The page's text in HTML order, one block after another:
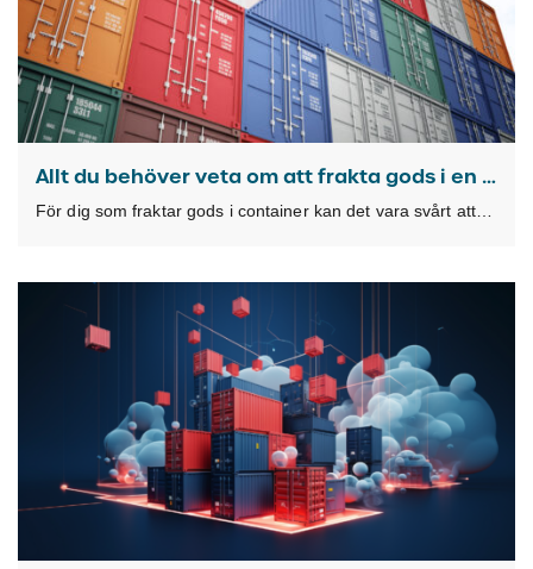
Allt du behöver veta om att frakta gods i en container
För dig som fraktar gods i container kan det vara svårt att veta vilken typ